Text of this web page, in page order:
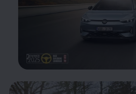
2
Enable fullscreen mode